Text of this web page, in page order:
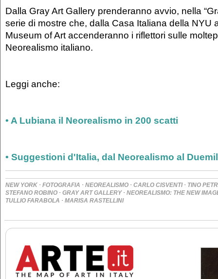
Dalla Gray Art Gallery prenderanno avvio, nella
serie di mostre che, dalla Casa Italiana della NYU
Museum of Art accenderanno i riflettori sulle
Neorealismo italiano.
Leggi anche:
• A Lubiana il Neorealismo in 200 scatti
• Suggestioni d'Italia, dal Neorealismo al
NEW YORK · FOTOGRAFIA · NEOREALISMO · CARLO CISVENTI· TINO
STEFANO ROBINO · GRAY ART GALLERY· NEOREALISMO: THE NEW
TULLIO FARABOLA · MARISA RASTELLINI